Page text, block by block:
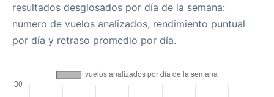
resultados desglosados por día de la semana:
número de vuelos analizados, rendimiento puntual
por día y retraso promedio por día.